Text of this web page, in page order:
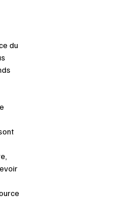
du